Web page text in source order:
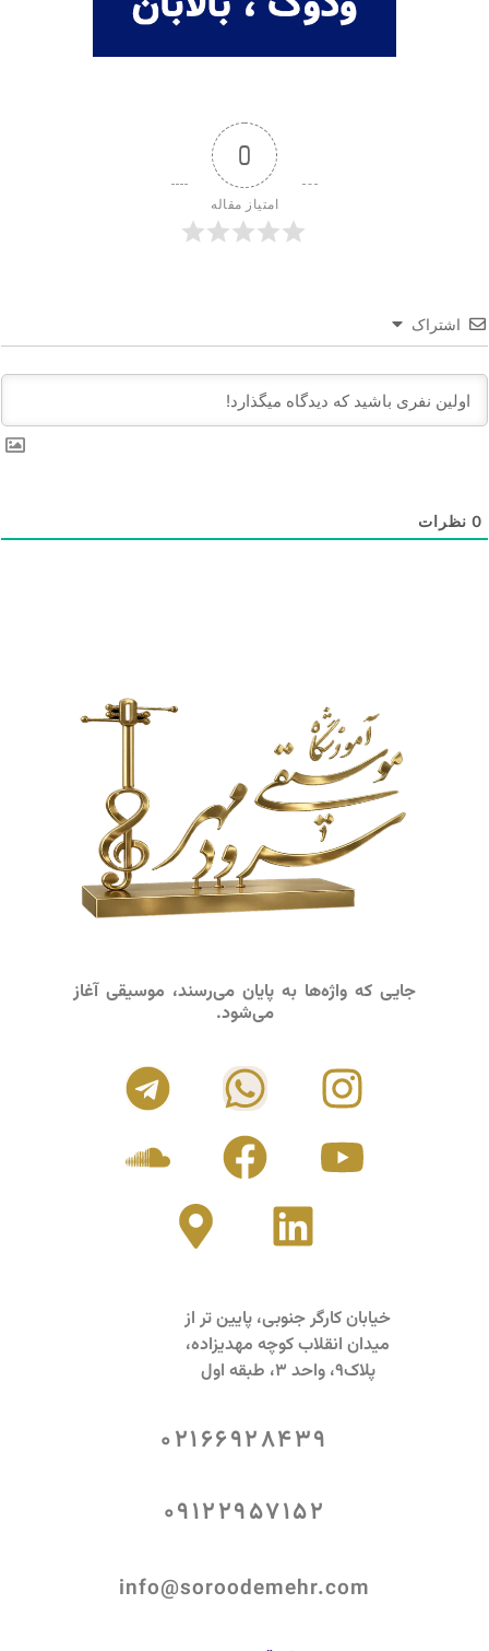
0
امتیاز مقاله
اشتراک
0 نظرات
جایی که واژه‌ها به پایان می‌رسند، موسیقی آغاز
می‌شود.
خیابان کارگر جنوبی، پایین تر از
میدان انقلاب کوچه مهدیزاده،
پلاک9، واحد 3، طبقه اول
02166928439
09122957152
info@soroodemehr.com